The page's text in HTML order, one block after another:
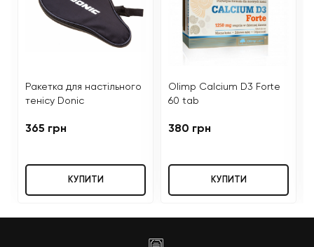
Ракетка для настільного
тенісу Donic
365 грн
КУПИТИ
Olimp Calcium D3 Forte
60 tab
380 грн
КУПИТИ